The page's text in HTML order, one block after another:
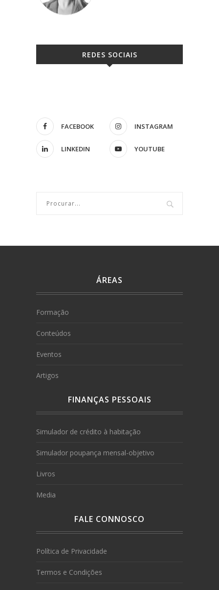
REDES SOCIAIS
FACEBOOK INSTAGRAM
LINKEDIN YOUTUBE
ÁREAS
Formação
Conteúdos
Eventos
Artigos
FINANÇAS PESSOAIS
Simulador de crédito à habitação
Simulador poupança mensal-objetivo
Livros
Media
FALE CONNOSCO
Política de Privacidade
Termos e Condições